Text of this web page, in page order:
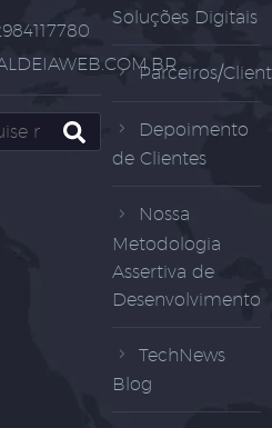
Soluções Digitais
Parceiros/
Depoimento
de Clientes
Nossa
Metodologia
Assertiva de
Desenvolvimento
TechNews
Blog